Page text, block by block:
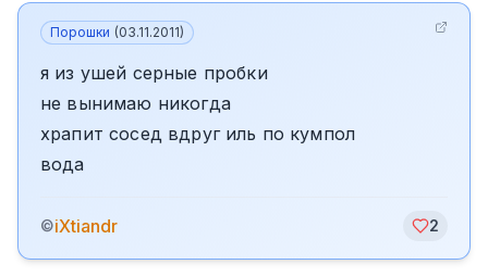
Порошки (03.11.2011)
я из ушей серные пробки
не вынимаю никогда
храпит сосед вдруг иль по кумпол
вода
©iXtiandr 2